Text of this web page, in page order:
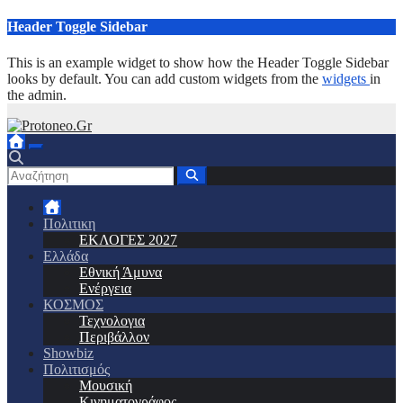
Μετάβαση
περιεχόμενο
Header Toggle Sidebar
This is an example widget to show how the Header Toggle Sidebar
looks by default. You can add custom widgets from the widgets in
the admin.
Πολιτικη
ΕΚΛΟΓΕΣ 2027
Ελλάδα
Εθνική Άμυνα
Ενέργεια
ΚΟΣΜΟΣ
Τεχνολογια
Περιβάλλον
Showbiz
Πολιτισμός
Μουσική